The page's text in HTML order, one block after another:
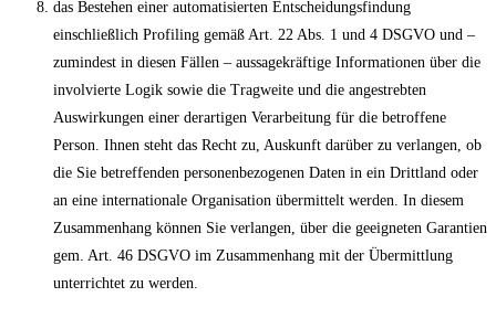
das Bestehen einer automatisierten Entscheidungsfindung
einschließlich Profiling gemäß Art. 22 Abs. 1 und 4 DSGVO und –
zumindest in diesen Fällen – aussagekräftige Informationen über die
involvierte Logik sowie die Tragweite und die angestrebten
Auswirkungen einer derartigen Verarbeitung für die betroffene
Person. Ihnen steht das Recht zu, Auskunft darüber zu verlangen, ob
die Sie betreffenden personenbezogenen Daten in ein Drittland oder
an eine internationale Organisation übermittelt werden. In diesem
Zusammenhang können Sie verlangen, über die geeigneten Garantien
gem. Art. 46 DSGVO im Zusammenhang mit der Übermittlung
unterrichtet zu werden.